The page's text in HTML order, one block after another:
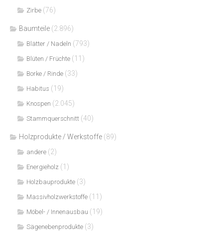
Zirbe (76)
Baumteile (2.896)
Blätter / Nadeln (793)
Blüten / Früchte (11)
Borke / Rinde (33)
Habitus (19)
Knospen (2.045)
Stammquerschnitt (40)
Holzprodukte / Werkstoffe (89)
andere (2)
Energieholz (1)
Holzbauprodukte (3)
Massivholzwerkstoffe (11)
Möbel- / Innenausbau (19)
Sägenebenprodukte (3)